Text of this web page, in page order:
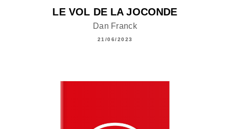
LE VOL DE LA JOCONDE
Dan Franck
21/06/2023